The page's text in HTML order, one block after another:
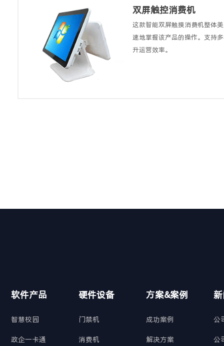
双屏触控消费机
这款智能双屏触摸消费机整体
速地掌握该产品的操作。支持
升运营效率。
软件产品
智慧校园
政企一卡通
硬件设备
门禁机
消费机
方案&案例
成功案例
解决方案
公
公